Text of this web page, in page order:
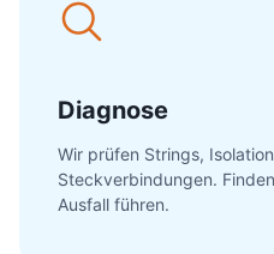
Diagnose
Wir prüfen Strings,
Steckverbindungen.
Ausfall führen.